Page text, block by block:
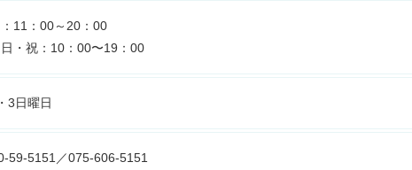
11：00～20：00
・祝：10：00〜19：00
3日曜日
59-5151／075-606-5151